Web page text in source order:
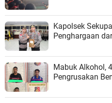
Kapolsek
Penghargaan
Mabuk Alkohol,
Pengrusakan